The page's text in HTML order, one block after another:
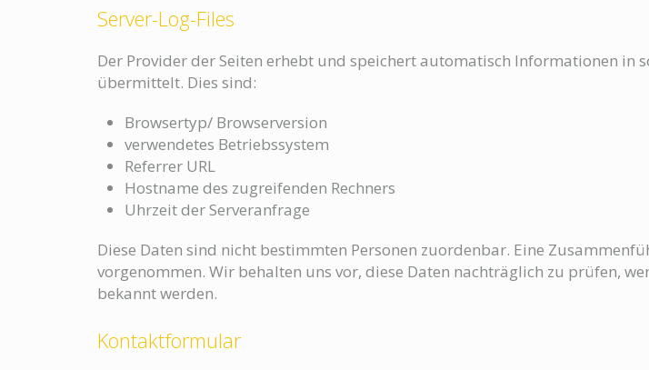
Server-Log-Files
Der Provider der Seiten erhebt und speichert automatisch Informationen in
übermittelt. Dies sind:
Browsertyp/ Browserversion
verwendetes Betriebssystem
Referrer URL
Hostname des zugreifenden Rechners
Uhrzeit der Serveranfrage
Diese Daten sind nicht bestimmten Personen zuordenbar. Eine
vorgenommen. Wir behalten uns vor, diese Daten nachträglich zu prüfen,
bekannt werden.
Kontaktformular